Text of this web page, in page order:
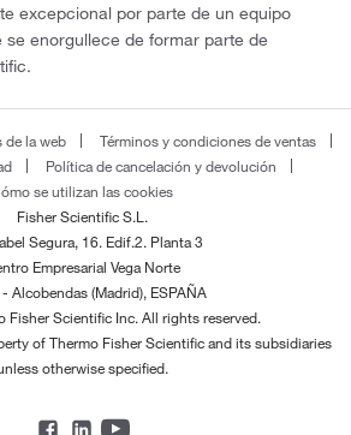
excepcional por parte de un equipo
se enorgullece de formar parte de
de la web
Términos y condiciones de ventas
Política de cancelación y devolución
se utilizan las cookies
Fisher Scientific S.L.
Segura, 16. Edif.2. Planta 3
Empresarial Vega Norte
Alcobendas (Madrid), ESPAÑA
Fisher Scientific Inc. All rights reserved.
of Thermo Fisher Scientific and its subsidiaries
otherwise specified.